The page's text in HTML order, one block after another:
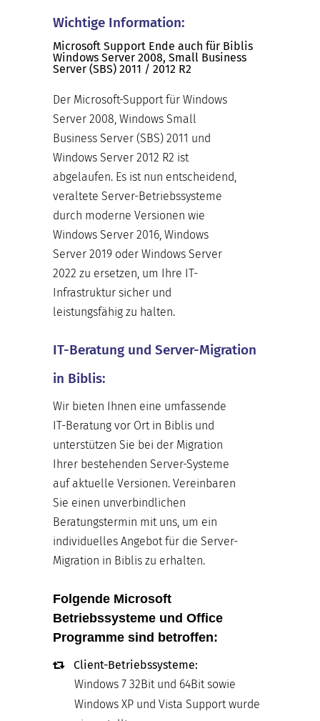
Wichtige Information:
Microsoft Support Ende auch für Biblis
Windows Server 2008, Small Business
Server (SBS) 2011 / 2012 R2
Der Microsoft-Support für Windows
Server 2008, Windows Small
Business Server (SBS) 2011 und
Windows Server 2012 R2 ist
abgelaufen. Es ist nun entscheidend,
veraltete Server-Betriebssysteme
durch moderne Versionen wie
Windows Server 2016, Windows
Server 2019 oder Windows Server
2022 zu ersetzen, um Ihre IT-
Infrastruktur sicher und
leistungsfähig zu halten.
IT-Beratung und Server-Migration
in Biblis:
Wir bieten Ihnen eine umfassende
IT-Beratung vor Ort in Biblis und
unterstützen Sie bei der Migration
Ihrer bestehenden Server-Systeme
auf aktuelle Versionen. Vereinbaren
Sie einen unverbindlichen
Beratungstermin mit uns, um ein
individuelles Angebot für die Server-
Migration in Biblis zu erhalten.
Folgende Microsoft
Betriebssysteme und Office
Programme sind betroffen:
Client-Betriebssysteme:
Windows 7 32Bit und 64Bit sowie
Windows XP und Vista Support wurde